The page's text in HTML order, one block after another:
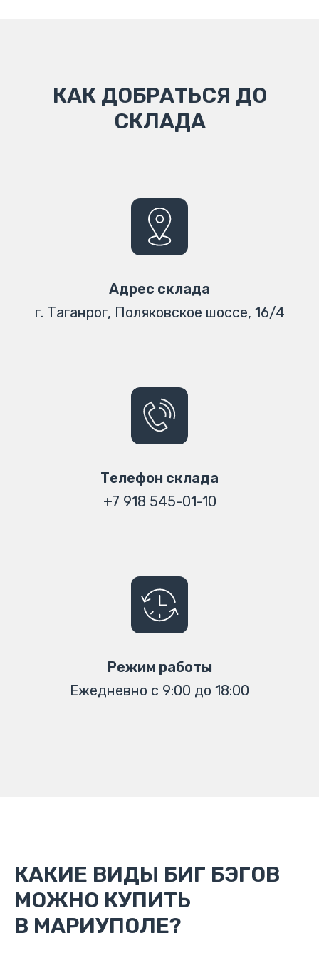
КАК ДОБРАТЬСЯ ДО
СКЛАДА
Адрес склада
г. Таганрог, Поляковское шоссе, 16/4
Телефон склада
+7 918 545-01-10
Режим работы
Ежедневно с 9:00 до 18:00
КАКИЕ ВИДЫ БИГ БЭГОВ
МОЖНО КУПИТЬ
В МАРИУПОЛЕ?